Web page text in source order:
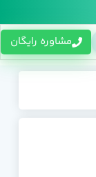
مشاوره رایگان